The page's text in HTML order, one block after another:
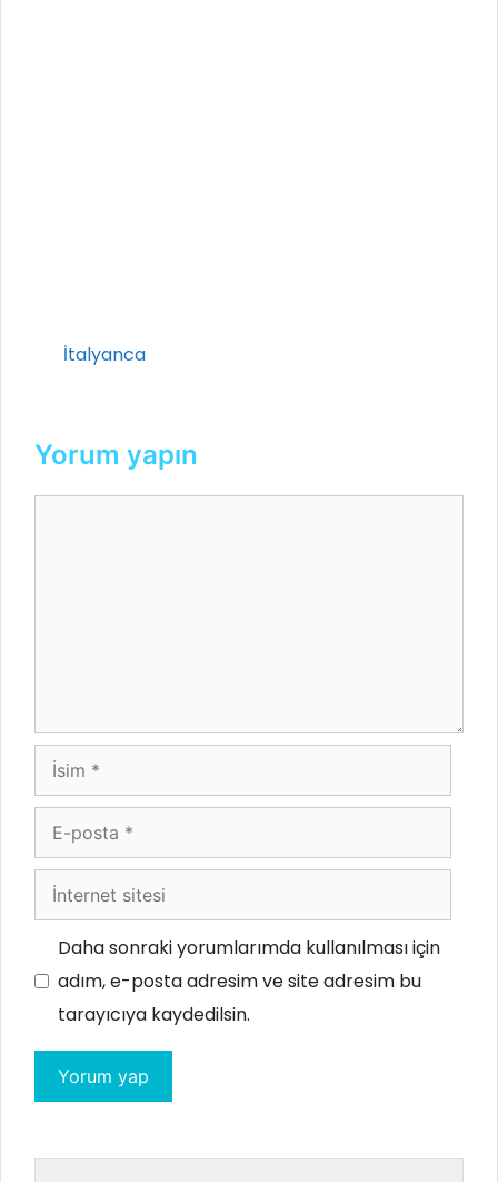
Kategoriler
İtalyanca
Yorum yapın
İsim
posta
İnternet
sitesi
Daha sonraki yorumlarımda kullanılması için
adım, e-posta adresim ve site adresim bu
tarayıcıya kaydedilsin.